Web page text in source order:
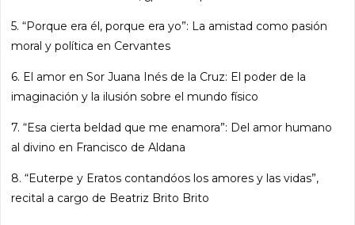
5. “Porque era él, porque era yo”: La amistad como pasión
moral y política en Cervantes
6. El amor en Sor Juana Inés de la Cruz: El poder de la
imaginación y la ilusión sobre el mundo físico
7. “Esa cierta beldad que me enamora”: Del amor humano
al divino en Francisco de Aldana
8. “Euterpe y Eratos contandóos los amores y las vidas”,
recital a cargo de Beatriz Brito Brito